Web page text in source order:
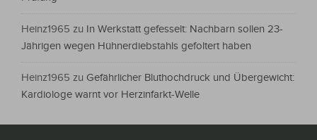
Heinz1965 zu In Werkstatt gefesselt: Nachbarn sollen 23-
Jährigen wegen Hühnerdiebstahls gefoltert haben
Heinz1965 zu Gefährlicher Bluthochdruck und Übergewicht:
Kardiologe warnt vor Herzinfarkt-Welle